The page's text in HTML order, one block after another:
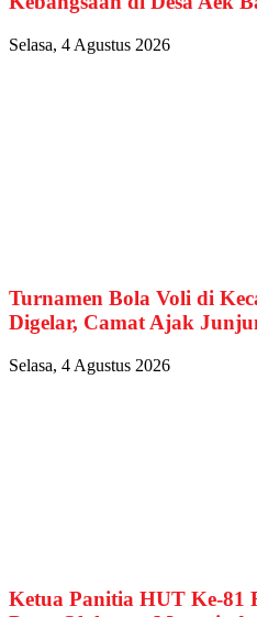
Selasa, 4 Agustus 2026
Turnamen Bola Voli di
Digelar, Camat Ajak
Selasa, 4 Agustus 2026
Ketua Panitia HUT Ke-81